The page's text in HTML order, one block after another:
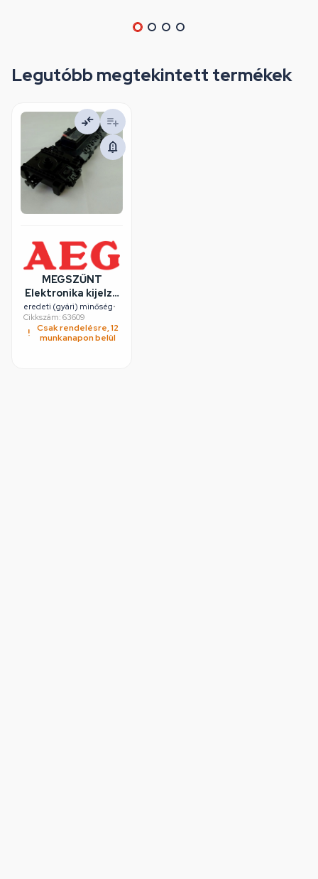
Legutóbb megtekintett termékek
MEGSZŰNT
Elektronika kijelző
(eredeti) AEG
szárítógép
eredeti (gyári) minőség•
Cikkszám: 63609
Csak rendelésre, 12
munkanapon belül